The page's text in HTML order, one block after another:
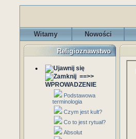
Witamy Nowości
Religioznawstwo
==>>
WPROWADZENIE
Podstawowa
terminologia
Czym jest kult?
Co to jest rytuał?
Absolut